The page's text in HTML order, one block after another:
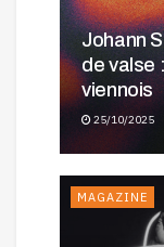
Johann
de valse
viennois
25/10/2025
MAGAZINE